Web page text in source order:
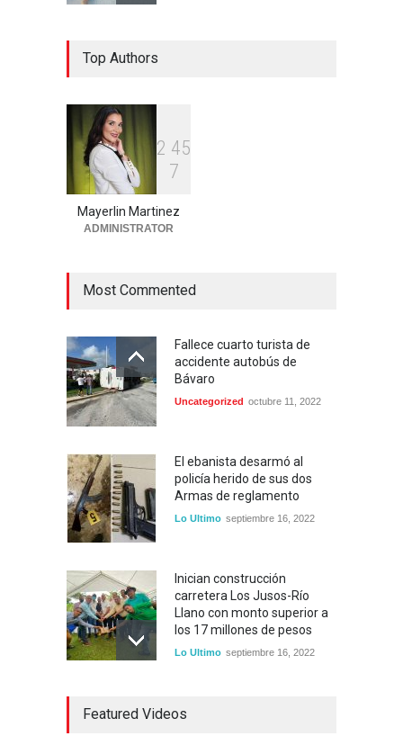
PN activa búsqueda de dos
prófugos de la justicia en
Locales
Top Authors
2 45
7
Mayerlin Martinez
ADMINISTRATOR
Most Commented
Fallece cuarto turista de
accidente autobús de
Bávaro
Uncategorized octubre 11, 2022
El ebanista desarmó al
policía herido de sus dos
Armas de reglamento
Lo Ultimo septiembre 16, 2022
Inician construcción
carretera Los Jusos-Río
Llano con monto superior a
los 17 millones de pesos
Lo Ultimo septiembre 16, 2022
15 paquetes de presumible
Featured Videos